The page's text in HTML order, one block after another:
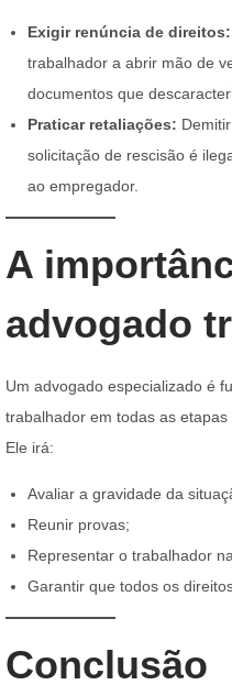
Exigir renúncia de direitos:
trabalhador a abrir mão de
documentos que
Praticar retaliações:
solicitação de rescisão é
ao empregador.
A
advogado
Um advogado especializado é
trabalhador em todas as
Ele irá:
Avaliar a gravidade da
Reunir provas;
Representar o trabalhador
Garantir que todos os
Conclusão